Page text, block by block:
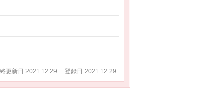
更新日 2021.12.29 登録日 2021.12.29